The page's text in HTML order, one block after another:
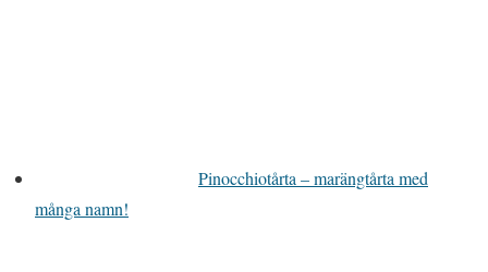
Pinocchiotårta – marängtårta med
många namn!